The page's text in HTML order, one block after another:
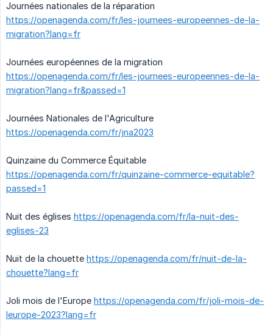
Journées nationales de la réparation
https://openagenda.com/fr/les-journees-europeennes-de-la-
migration?lang=fr
Journées européennes de la migration
https://openagenda.com/fr/les-journees-europeennes-de-la-
migration?lang=fr&passed=1
Journées Nationales de l'Agriculture
https://openagenda.com/fr/jna2023
Quinzaine du Commerce Équitable
https://openagenda.com/fr/quinzaine-commerce-equitable?
passed=1
Nuit des églises https://openagenda.com/fr/la-nuit-des-
eglises-23
Nuit de la chouette https://openagenda.com/fr/nuit-de-la-
chouette?lang=fr
Joli mois de l'Europe https://openagenda.com/fr/joli-mois-de-
leurope-2023?lang=fr